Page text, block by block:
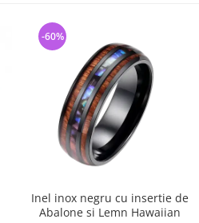
Inel inox negru cu insertie de
Abalone si Lemn Hawaiian
-60%